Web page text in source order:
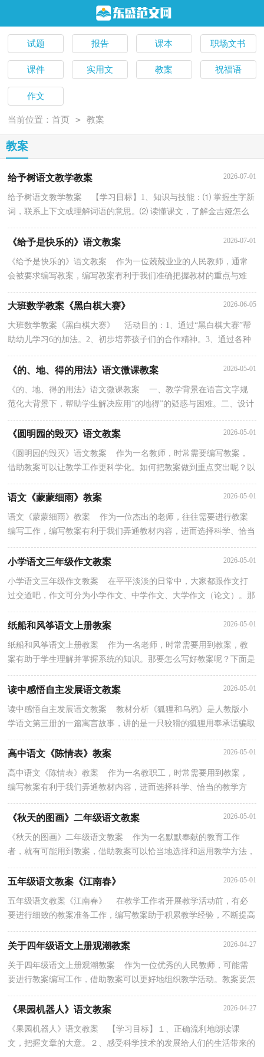
试题 报告 课本 职场文书
课件 实用文 教案 祝福语
作文
当前位置：首页 > 教案
教案
给予树语文教学教案 2026-07-01
给予树语文教学教案 【学习目标】1、知识与技能：⑴ 掌握生字新
词，联系上下文或理解词语的意思。⑵ 读懂课文，了解金吉娅怎么
花出20万美元购买圣诞礼物的。⑶ 体会文章最后一...
《给予是快乐的》语文教案 2026-07-01
《给予是快乐的》语文教案 作为一位兢兢业业的人民教师，通常
会被要求编写教案，编写教案有利于我们准确把握教材的重点与难
大班数学教案《黑白棋大赛》 2026-06-05
大班数学教案《黑白棋大赛》 活动目的：1、通过“黑白棋大赛”帮
助幼儿学习6的加法。2、初步培养孩子们的合作精神。3、通过各种
感官训练培养幼儿对计算的兴致及思维的准确...
《的、地、得的用法》语文微课教案 2026-05-01
《的、地、得的用法》语文微课教案 一、教学背景在语言文字规
范化大背景下，帮助学生解决应用“的地得”的疑惑与困难。二、设计
《圆明园的毁灭》语文教案 2026-05-01
《圆明园的毁灭》语文教案 作为一名教师，时常需要编写教案，
借助教案可以让教学工作更科学化。如何把教案做到重点突出呢？以
下是小编为大家整理的《圆明园的毁灭》语文教案，欢...
语文《蒙蒙细雨》教案 2026-05-01
语文《蒙蒙细雨》教案 作为一位杰出的老师，往往需要进行教案
编写工作，编写教案有利于我们弄通教材内容，进而选择科学、恰当
的教学方法。那么应当如何写教案呢？下面是小编收集...
小学语文三年级作文教案 2026-05-01
小学语文三年级作文教案 在平平淡淡的日常中，大家都跟作文打
过交道吧，作文可分为小学作文、中学作文、大学作文（论文）。那
纸船和风筝语文上册教案 2026-05-01
纸船和风筝语文上册教案 作为一名老师，时常需要用到教案，教
案有助于学生理解并掌握系统的知识。那要怎么写好教案呢？下面是
小编收集整理的纸船和风筝语文上册教案，供大家参考...
读中感悟自主发展语文教案 2026-05-01
读中感悟自主发展语文教案 教材分析《狐狸和乌鸦》是人教版小
学语文第三册的一篇寓言故事，讲的是一只狡猾的狐狸用奉承话骗取
高中语文《陈情表》教案 2026-05-01
高中语文《陈情表》教案 作为一名教职工，时常需要用到教案，
编写教案有利于我们弄通教材内容，进而选择科学、恰当的教学方
法。我们应该怎么写教案呢？下面是小编整理的高中语文...
《秋天的图画》二年级语文教案 2026-05-01
《秋天的图画》二年级语文教案 作为一名默默奉献的教育工作
者，就有可能用到教案，借助教案可以恰当地选择和运用教学方法，
五年级语文教案《江南春》 2026-05-01
五年级语文教案《江南春》 在教学工作者开展教学活动前，有必
要进行细致的教案准备工作，编写教案助于积累教学经验，不断提高
教学质量。教案应该怎么写才好呢？下面是小编精心整...
关于四年级语文上册观潮教案 2026-04-27
关于四年级语文上册观潮教案 作为一位优秀的人民教师，可能需
要进行教案编写工作，借助教案可以更好地组织教学活动。教案要怎
《果园机器人》语文教案 2026-04-27
《果园机器人》语文教案 【学习目标】１、正确流利地朗读课
文，把握文章的大意。２、感受科学技术的发展给人们的生活带来的